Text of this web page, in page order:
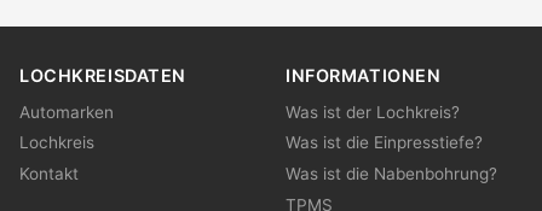
LOCHKREISDATEN
Automarken
Lochkreis
Kontakt
INFORMATIONEN
Was ist der Lochkreis?
Was ist die Einpresstiefe?
Was ist die Nabenbohrung?
TPMS